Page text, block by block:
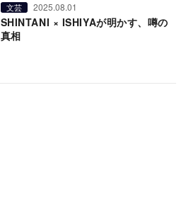
文芸 2025.08.01
SHINTANI × ISHIYAが明かす、噂の
真相